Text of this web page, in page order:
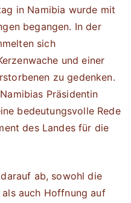
in Namibia wurde mit
begangen. In der
sich
und einer
zu gedenken.
Präsidentin
bedeutungsvolle Rede
des Landes für die
ab, sowohl die
auch Hoffnung auf